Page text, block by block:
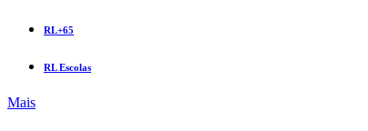
RL+65
RL Escolas
Mais